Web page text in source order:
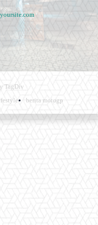
TagDiv
berita motogp